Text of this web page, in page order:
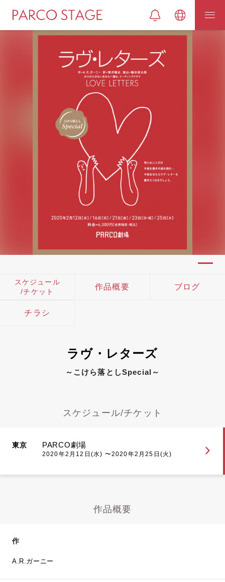
スケジュール
/チケット
作品概要 ブログ
チラシ
ラヴ・レターズ
～こけら落としSpecial～
スケジュール/チケット
東京 PARCO劇場
2020年2月12日(水) 〜2020年2月25日(火)
作品概要
作
A.R.ガーニー